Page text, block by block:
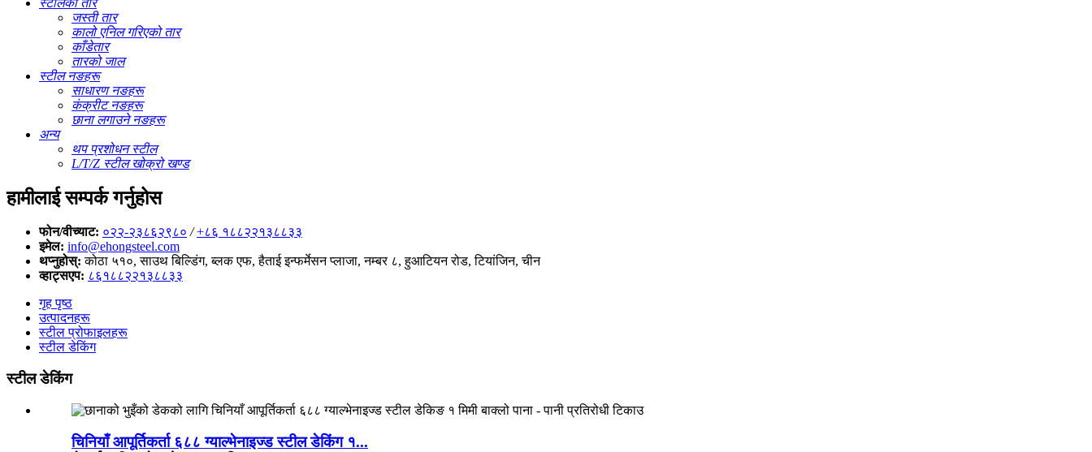
जस्ती तार
कालो एनिल गरिएको तार
काँडेतार
तारको जाल
स्टील नङहरू
साधारण नङहरू
कंक्रीट नङहरू
छाना लगाउने नङहरू
अन्य
थप प्रशोधन स्टील
L/T/Z स्टील खोक्रो खण्ड
हामीलाई सम्पर्क गर्नुहोस
फोन/वीच्याट: ०२२-२३८६२९८० / +८६ १८८२२१३८८३३
इमेल: info@ehongsteel.com
थप्नुहोस्: कोठा ५१०, साउथ बिल्डिंग, ब्लक एफ, हैताई इन्फर्मेसन प्लाजा, नम्बर ८, हुआटियन रोड, टियांजिन, चीन
व्हाट्सएप: ८६१८८२२१३८८३३
गृह पृष्ठ
उत्पादनहरू
स्टील प्रोफाइलहरू
स्टील डेकिंग
स्टील डेकिंग
चिनियाँ आपूर्तिकर्ता ६८८ ग्याल्भेनाइज्ड स्टील डेकिंग १...